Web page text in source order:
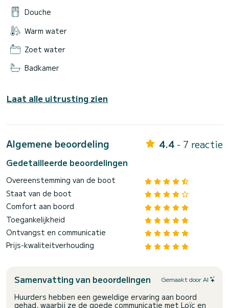
Douche
Warm water
Zoet water
Badkamer
Laat alle uitrusting zien
Algemene beoordeling 4.4 - 7 reactie
Gedetailleerde beoordelingen
Overeenstemming van de boot
Staat van de boot
Comfort aan boord
Toegankelijkheid
Ontvangst en communicatie
Prijs-kwaliteitverhouding
Samenvatting van beoordelingen Gemaakt door AI
Huurders hebben een geweldige ervaring aan boord
gehad, waarbij ze de goede communicatie met Loïc en